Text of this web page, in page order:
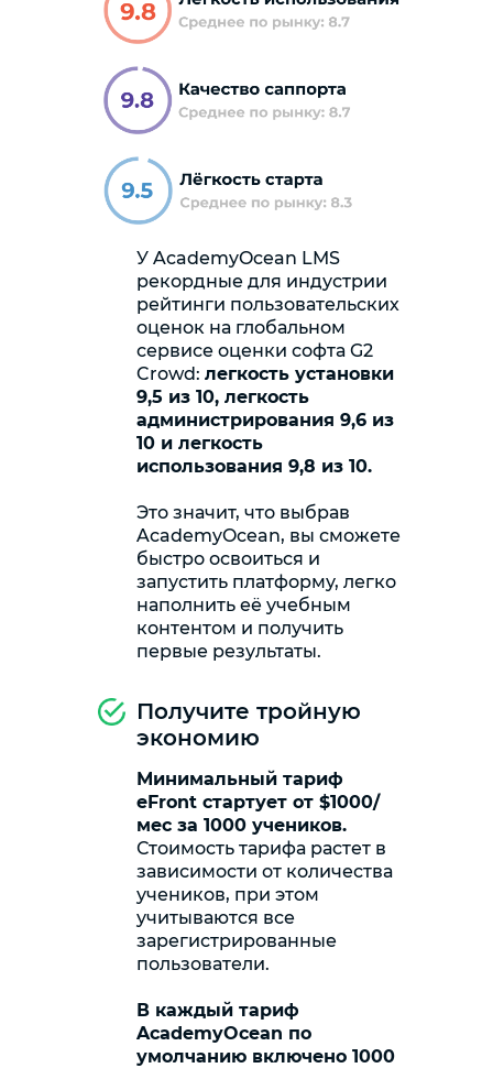
Минимальный тариф
eFront стартует от $1000/
мес за 1000 учеников.
Стоимость тарифа растет в
зависимости от количества
учеников, при этом
учитываются все
зарегистрированные
пользователи.
В каждый тариф
AcademyOcean по
умолчанию включено 1000
Получите тройную
экономию
У AcademyOcean LMS
рекордные для индустрии
рейтинги пользовательских
оценок на глобальном
сервисе оценки софта G2
Crowd: легкость установки
9,5 из 10, легкость
администрирования 9,6 из
10 и легкость
использования 9,8 из 10.
Это значит, что выбрав
AcademyOcean, вы сможете
быстро освоиться и
запустить платформу, легко
наполнить её учебным
контентом и получить
первые результаты.